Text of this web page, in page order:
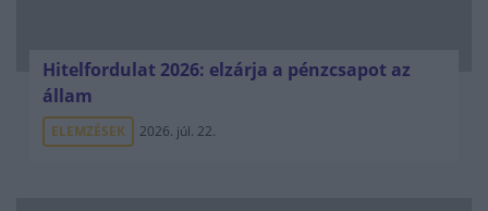
Hitelfordulat 2026: elzárja a pénzcsapot az
állam
ELEMZÉSEK 2026. júl. 22.